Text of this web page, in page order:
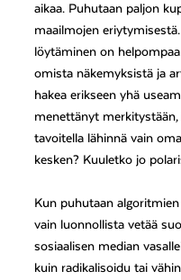
aikaa. Puhutaan paljon
maailmojen
löytäminen on
omista näkemyksistä ja
hakea erikseen yhä
menettänyt
tavoitella lähinnä vain
kesken? Kuuletko jo
Kun puhutaan
vain luonnollista vetää
sosiaalisen median
kuin radikalisoidu tai